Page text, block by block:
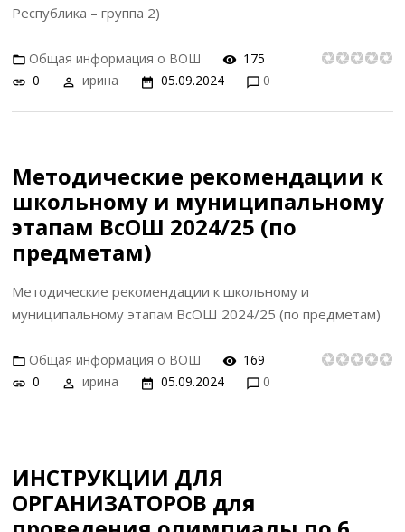
Республика – группа 2)
Общая информация о ВОШ
175
0
ирина 05.09.2024 0
Методические рекомендации к
школьному и муниципальному
этапам ВсОШ 2024/25 (по
предметам)
Методические рекомендации к школьному и
муниципальному этапам ВсОШ 2024/25 (по предметам)
Общая информация о ВОШ
169
0
ирина 05.09.2024 0
ИНСТРУКЦИИ ДЛЯ
ОРГАНИЗАТОРОВ для